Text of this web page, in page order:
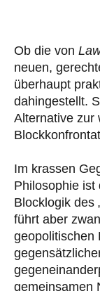
Ob die von
neuen,
überhaupt
dahingestellt.
Alternative zur
Im krassen
Philosophie ist
Blocklogik des
führt aber
geopolitischen
gemeinsamen